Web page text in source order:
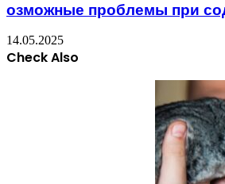
озможные проблемы при
14.05.2025
Check Also